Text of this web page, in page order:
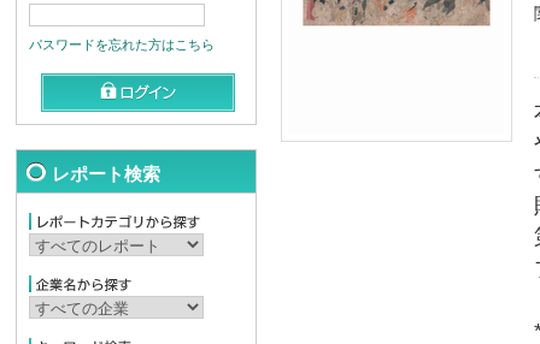
パスワードを忘れた方はこちら
レポート検索